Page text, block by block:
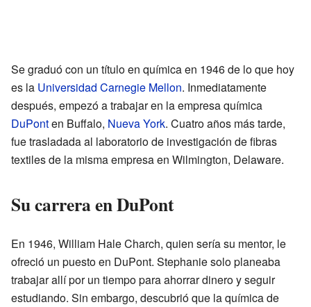
Se graduó con un título en química en 1946 de lo que hoy
es la Universidad Carnegie Mellon. Inmediatamente
después, empezó a trabajar en la empresa química
DuPonten Buffalo, Nueva York. Cuatro años más tarde,
fue trasladada al laboratorio de investigación de fibras
textiles de la misma empresa en Wilmington, Delaware.
Su carrera en DuPont
En 1946, William Hale Charch, quien sería su mentor, le
ofreció un puesto en DuPont. Stephanie solo planeaba
trabajar allí por un tiempo para ahorrar dinero y seguir
estudiando. Sin embargo, descubrió que la química de